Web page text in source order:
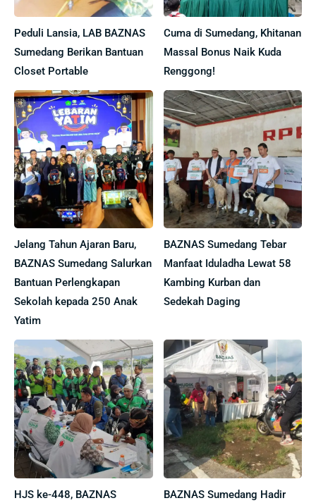
Peduli Lansia, LAB BAZNAS
Sumedang Berikan Bantuan
Closet Portable
Cuma di Sumedang, Khitanan
Massal Bonus Naik Kuda
Renggong!
Jelang Tahun Ajaran Baru,
BAZNAS Sumedang Salurkan
Bantuan Perlengkapan
Sekolah kepada 250 Anak
Yatim
BAZNAS Sumedang Tebar
Manfaat Iduladha Lewat 58
Kambing Kurban dan
Sedekah Daging
HJS ke-448, BAZNAS
BAZNAS Sumedang Hadir